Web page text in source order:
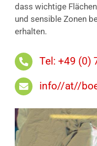
dass wichtige
und sensible Zonen
erhalten.
Tel: +49 (0)
info//at//